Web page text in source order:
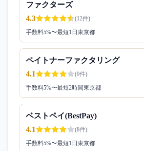
ファクターズ
4.3
(12件)
手数料5%〜最短1日 東京都
ペイトナーファクタリング
4.1
(9件)
手数料5%〜最短2時間東京都
ベストペイ(BestPay)
4.1
(8件)
手数料5%〜最短1日 東京都